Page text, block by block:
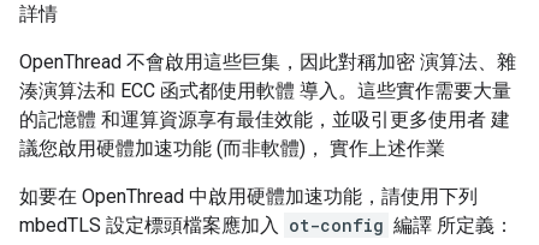
詳情
OpenThread 不會啟用這些巨集，因此對稱加密 演算法、雜
湊演算法和 ECC 函式都使用軟體 導入。這些實作需要大量
的記憶體 和運算資源享有最佳效能，並吸引更多使用者 建
議您啟用硬體加速功能 (而非軟體)， 實作上述作業
如要在 OpenThread 中啟用硬體加速功能，請使用下列
mbedTLS 設定標頭檔案應加入 ot-config 編譯 所定義：